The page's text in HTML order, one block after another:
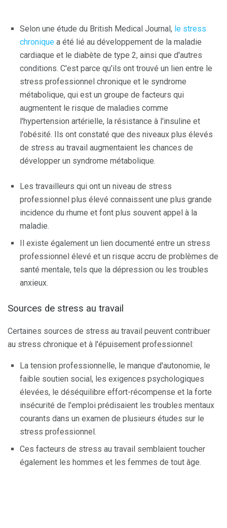
Selon une étude du British Medical Journal, le stress
chronique a été lié au développement de la maladie
cardiaque et le diabète de type 2, ainsi que d'autres
conditions. C'est parce qu'ils ont trouvé un lien entre le
stress professionnel chronique et le syndrome
métabolique, qui est un groupe de facteurs qui
augmentent le risque de maladies comme
l'hypertension artérielle, la résistance à l'insuline et
l'obésité. Ils ont constaté que des niveaux plus élevés
de stress au travail augmentaient les chances de
développer un syndrome métabolique.
Les travailleurs qui ont un niveau de stress
professionnel plus élevé connaissent une plus grande
incidence du rhume et font plus souvent appel à la
maladie.
Il existe également un lien documenté entre un stress
professionnel élevé et un risque accru de problèmes de
santé mentale, tels que la dépression ou les troubles
anxieux.
Sources de stress au travail
Certaines sources de stress au travail peuvent contribuer
au stress chronique et à l'épuisement professionnel:
La tension professionnelle, le manque d'autonomie, le
faible soutien social, les exigences psychologiques
élevées, le déséquilibre effort-récompense et la forte
insécurité de l'emploi prédisaient les troubles mentaux
courants dans un examen de plusieurs études sur le
stress professionnel.
Ces facteurs de stress au travail semblaient toucher
également les hommes et les femmes de tout âge.